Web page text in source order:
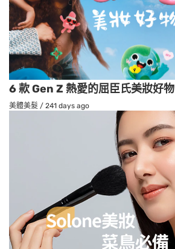
6 款 Gen Z 熱愛的屈臣氏美妝好物
美體美髮 / 241 days ago